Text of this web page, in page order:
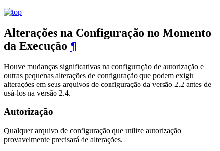
Alterações na Configuração no Momento
da Execução ¶
Houve mudanças significativas na configuração de autorização e
outras pequenas alterações de configuração que podem exigir
alterações em seus arquivos de configuração da versão 2.2 antes de
usá-los na versão 2.4.
Autorização
Qualquer arquivo de configuração que utilize autorização
provavelmente precisará de alterações.